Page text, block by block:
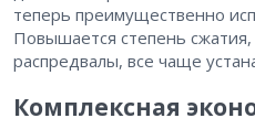
теперь преимущественно
Повышается степень
распредвалы, все чаще
Комплексная